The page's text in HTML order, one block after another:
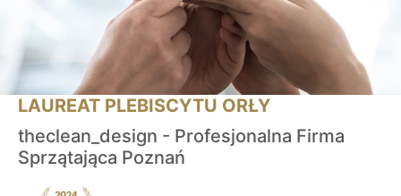
LAUREAT PLEBISCYTU ORŁY
theclean_design - Profesjonalna Firma
Sprzątająca Poznań